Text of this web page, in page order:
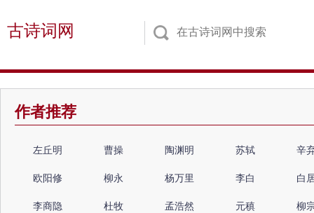
古诗词网
作者推荐
左丘明 曹操 陶渊明 苏轼 辛
欧阳修 柳永 杨万里 李白 白
李商隐 杜牧 孟浩然 元稹 柳